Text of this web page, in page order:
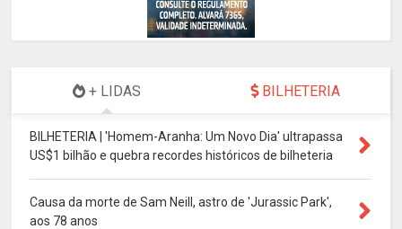
+ LIDAS BILHETERIA
BILHETERIA | 'Homem-Aranha: Um Novo Dia' ultrapassa
US$1 bilhão e quebra recordes históricos de bilheteria
Causa da morte de Sam Neill, astro de 'Jurassic Park',
aos 78 anos